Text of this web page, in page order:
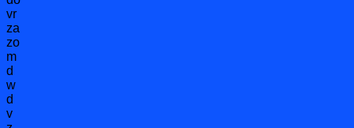
vr
za
zo
m
d
w
d
v